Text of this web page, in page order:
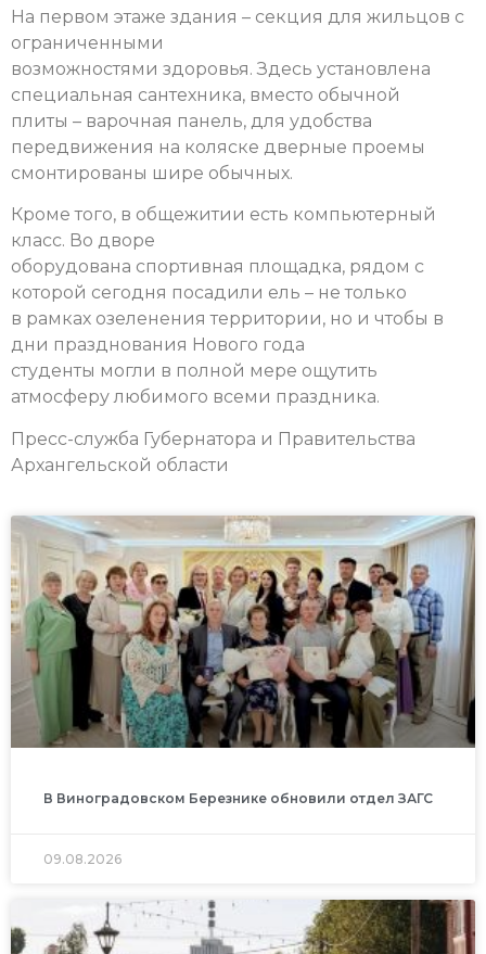
На первом этаже здания – секция для жильцов с
ограниченными
возможностями здоровья.Здесь установлена
специальная сантехника, вместо обычной
плиты – варочная панель, для удобства
передвижения на коляске дверные проемы
смонтированы шире обычных.
Кроме того, в общежитии есть компьютерный
класс. Во дворе
оборудована спортивная площадка, рядом с
которой сегодня посадили ель – не только
в рамках озеленения территории, но и чтобы в
дни празднования Нового года
студенты могли в полной мере ощутить
атмосферу любимого всеми праздника.
Пресс-служба Губернатора и Правительства
Архангельской области
В Виноградовском Березнике обновили отдел ЗАГС
09.08.2026